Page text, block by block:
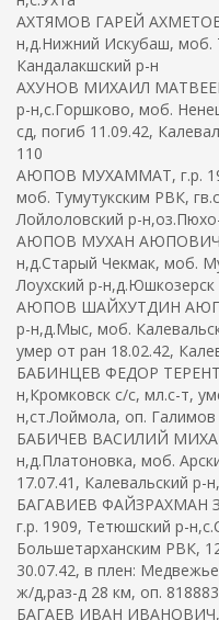
АХТЯМОВ ГАРЕЙ
н,д.Нижний Искубаш, моб.
Кандалакшский р-н
АХУНОВ МИХАИЛ
р-н,с.Горшково, моб.
сд, погиб 11.09.42,
110
АЮПОВ МУХАММАТ, г.р.
моб. Тумутукским РВК,
Лойлоловский р-
АЮПОВ МУХАН АЮПОВИЧ,
н,д.Старый Чекмак, моб.
Лоухский р-н,д.Юшкозерск
АЮПОВ ШАЙХУТДИН
р-н,д.Мыс, моб.
умер от ран 18.02.42,
БАБИНЦЕВ ФЕДОР
н,Кромковск с/с, мл.с-т,
н,ст.Лоймола, оп. Галимов
БАБИЧЕВ ВАСИЛИЙ
н,д.Платоновка, моб.
17.07.41, Калевальский
БАГАВИЕВ ФАЙЗРАХМАН
г.р. 1909, Тетюшский р-
Большетарханским РВК,
30.07.42, в плен:
ж/д,раз-д 28 км, оп.
БАГАЕВ ИВАН ИВАНОВИЧ,